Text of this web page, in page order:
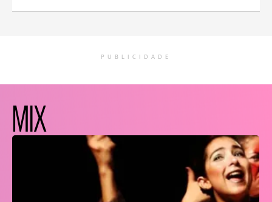
PUBLICIDADE
MIX